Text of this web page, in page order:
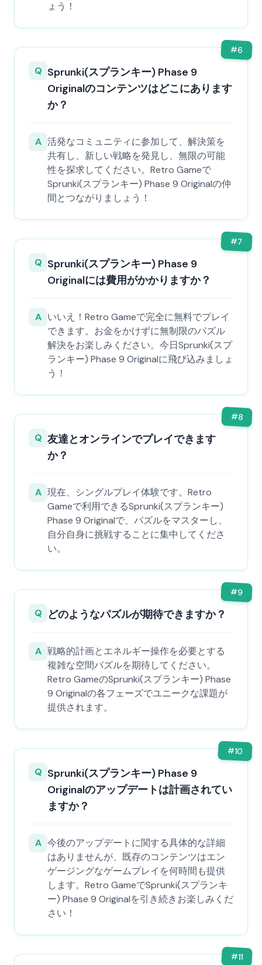
ょう！
#6
Q Sprunki(スプランキー) Phase 9
Originalのコンテンツはどこにあります
か？
A 活発なコミュニティに参加して、解決策を
共有し、新しい戦略を発見し、無限の可能
性を探求してください。Retro Gameで
Sprunki(スプランキー) Phase 9 Originalの仲
間とつながりましょう！
#7
Q Sprunki(スプランキー) Phase 9
Originalには費用がかかりますか？
A いいえ！Retro Gameで完全に無料でプレイ
できます。お金をかけずに無制限のパズル
解決をお楽しみください。今日Sprunki(スプ
ランキー) Phase 9 Originalに飛び込みましょ
う！
#8
Q 友達とオンラインでプレイできます
か？
A 現在、シングルプレイ体験です。Retro
Gameで利用できるSprunki(スプランキー)
Phase 9 Originalで、パズルをマスターし、
自分自身に挑戦することに集中してくださ
い。
#9
Q どのようなパズルが期待できますか？
A 戦略的計画とエネルギー操作を必要とする
複雑な空間パズルを期待してください。
Retro GameのSprunki(スプランキー) Phase
9 Originalの各フェーズでユニークな課題が
提供されます。
#10
Q Sprunki(スプランキー) Phase 9
Originalのアップデートは計画されてい
ますか？
A 今後のアップデートに関する具体的な詳細
はありませんが、既存のコンテンツはエン
ゲージングなゲームプレイを何時間も提供
します。Retro GameでSprunki(スプランキ
ー) Phase 9 Originalを引き続きお楽しみくだ
さい！
#11